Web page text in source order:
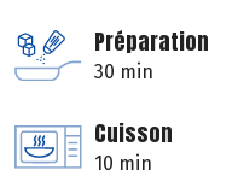
Préparation
30 min
Cuisson
10 min